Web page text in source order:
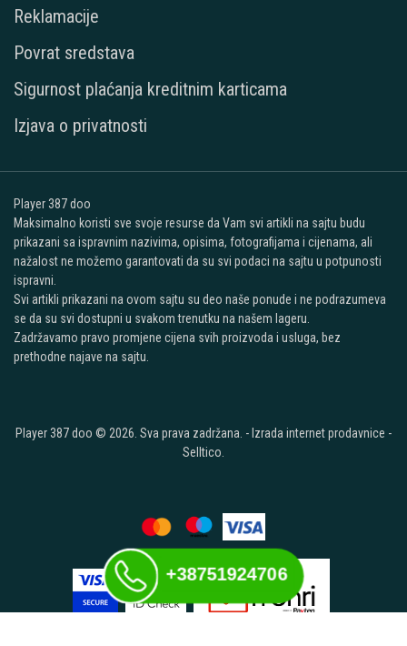
Reklamacije
Povrat sredstava
Sigurnost plaćanja kreditnim karticama
Izjava o privatnosti
Player 387 doo
Maksimalno koristi sve svoje resurse da Vam svi artikli na sajtu budu
prikazani sa ispravnim nazivima, opisima, fotografijama i cijenama, ali
nažalost ne možemo garantovati da su svi podaci na sajtu u potpunosti
ispravni.
Svi artikli prikazani na ovom sajtu su deo naše ponude i ne podrazumeva
se da su svi dostupni u svakom trenutku na našem lageru.
Zadržavamo pravo promjene cijena svih proizvoda i usluga, bez
prethodne najave na sajtu.
Player 387 doo © 2026. Sva prava zadržana. - Izrada internet prodavnice -
Selltico.
+38751924706